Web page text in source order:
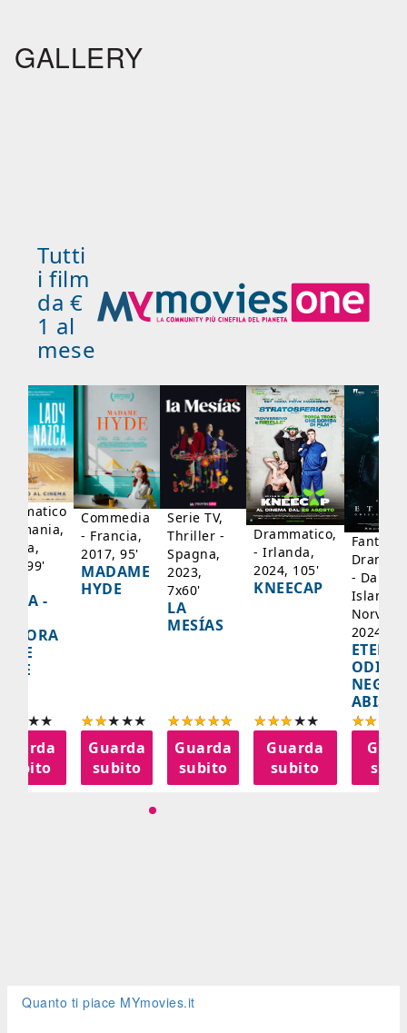
GALLERY
Tutti
i film
da €
1 al
mese
99'
-
subito
Commedia
- Francia,
2017, 95'
MADAME
HYDE
Guarda
subito
Serie TV,
Thriller -
Spagna,
2023,
7x60'
LA
MESÍAS
Guarda
subito
Drammatico,
- Irlanda,
2024, 105'
KNEECAP
Guarda
subito
-
Islanda,
2024,
NEGLI
ABISSI
Quanto ti piace MYmovies.it